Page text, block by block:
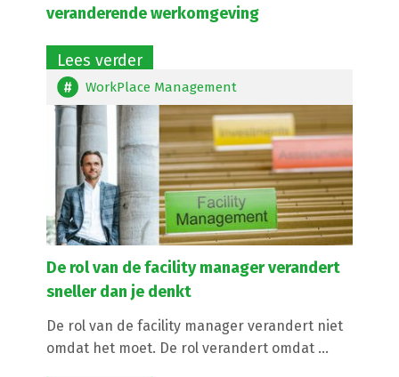
veranderende werkomgeving
Lees verder
WorkPlace Management
De rol van de facility manager verandert
sneller dan je denkt
De rol van de facility manager verandert niet
omdat het moet. De rol verandert omdat ...